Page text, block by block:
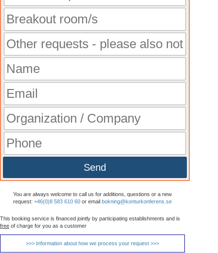
Send
You are always welcome to call us for additions, questions or a new
request: +46(0)8 583 610 60 or email bokning@konturkonferens.se
This booking service is financed jointly by participating establishments and is
free of charge for you as a customer
>>> Information about how we process your request >>>